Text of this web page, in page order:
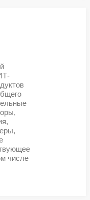
ФСБ и